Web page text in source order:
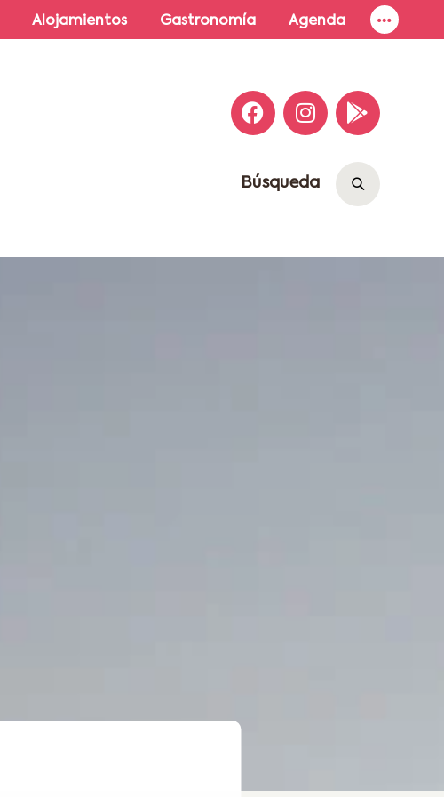
Alojamientos Gastronomía Agenda
Búsqueda